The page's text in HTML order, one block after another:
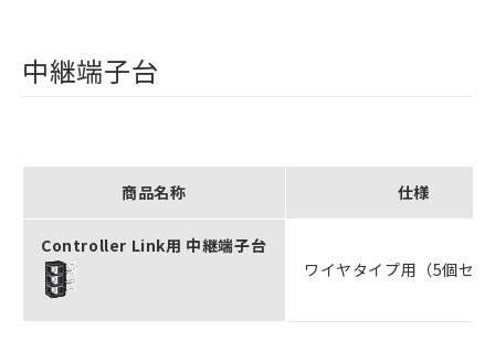
中継端子台
商品名称 仕様
Controller Link用 中継端子台
ワイヤタイプ用（5個セ